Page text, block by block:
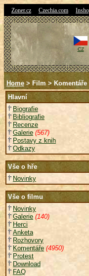
Zoner.cz Czechia.com
CZ
Home > Film > Komentáře
Hlavní
Biografie
Bibliografie
Recenze
Galerie (567)
Postavy z knih
Odkazy
Vše o hře
Novinky
Vše o filmu
Novinky
Galerie (140)
Herci
Anketa
Rozhovory
Komentáře (4950)
Protest
Download
FAQ